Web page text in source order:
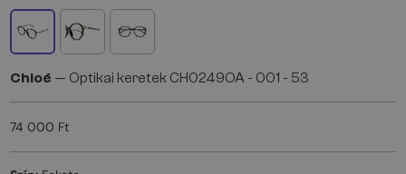
Chloé — Optikai keretek CH0249OA - 001 - 53
74 000 Ft